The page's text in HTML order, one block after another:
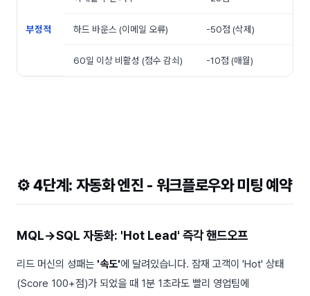
부정적 하드 바운스 (이메일 오류) -50점 (삭제)
60일 이상 비활성 (점수 감쇠) -10점 (매월)
⚙️ 4단계: 자동화 엔진 - 워크플로우와 미팅 예약
MQL→SQL 자동화: 'Hot Lead' 즉각 핸드오프
리드 머신의 성패는 '속도'에 달려있습니다. 잠재 고객이 'Hot' 상태
(Score 100+점)가 되었을 때 1분 1초라도 빨리 영업팀에